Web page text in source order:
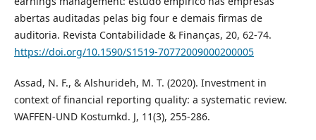
abertas auditadas pelas big four e demais firmas de
auditoria. Revista Contabilidade & Finanças, 20, 62-74.
https://doi.org/10.1590/S1519-70772009000200005
Assad, N. F., & Alshurideh, M. T. (2020). Investment in
context of financial reporting quality: a systematic review.
WAFFEN-UND Kostumkd. J, 11(3), 255-286.